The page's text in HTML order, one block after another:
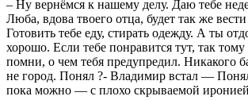
– Ну вернёмся к нашему делу. Даю тебе
Люба, вдова твоего отца, будет так же вести
Готовить тебе еду, стирать одежду. А ты
хорошо. Если тебе понравится тут, так
помни, о чем тебя предупредил. Никакого
не город. Понял ?- Владимир встал —
пока можно — с плохо скрываемой иронией